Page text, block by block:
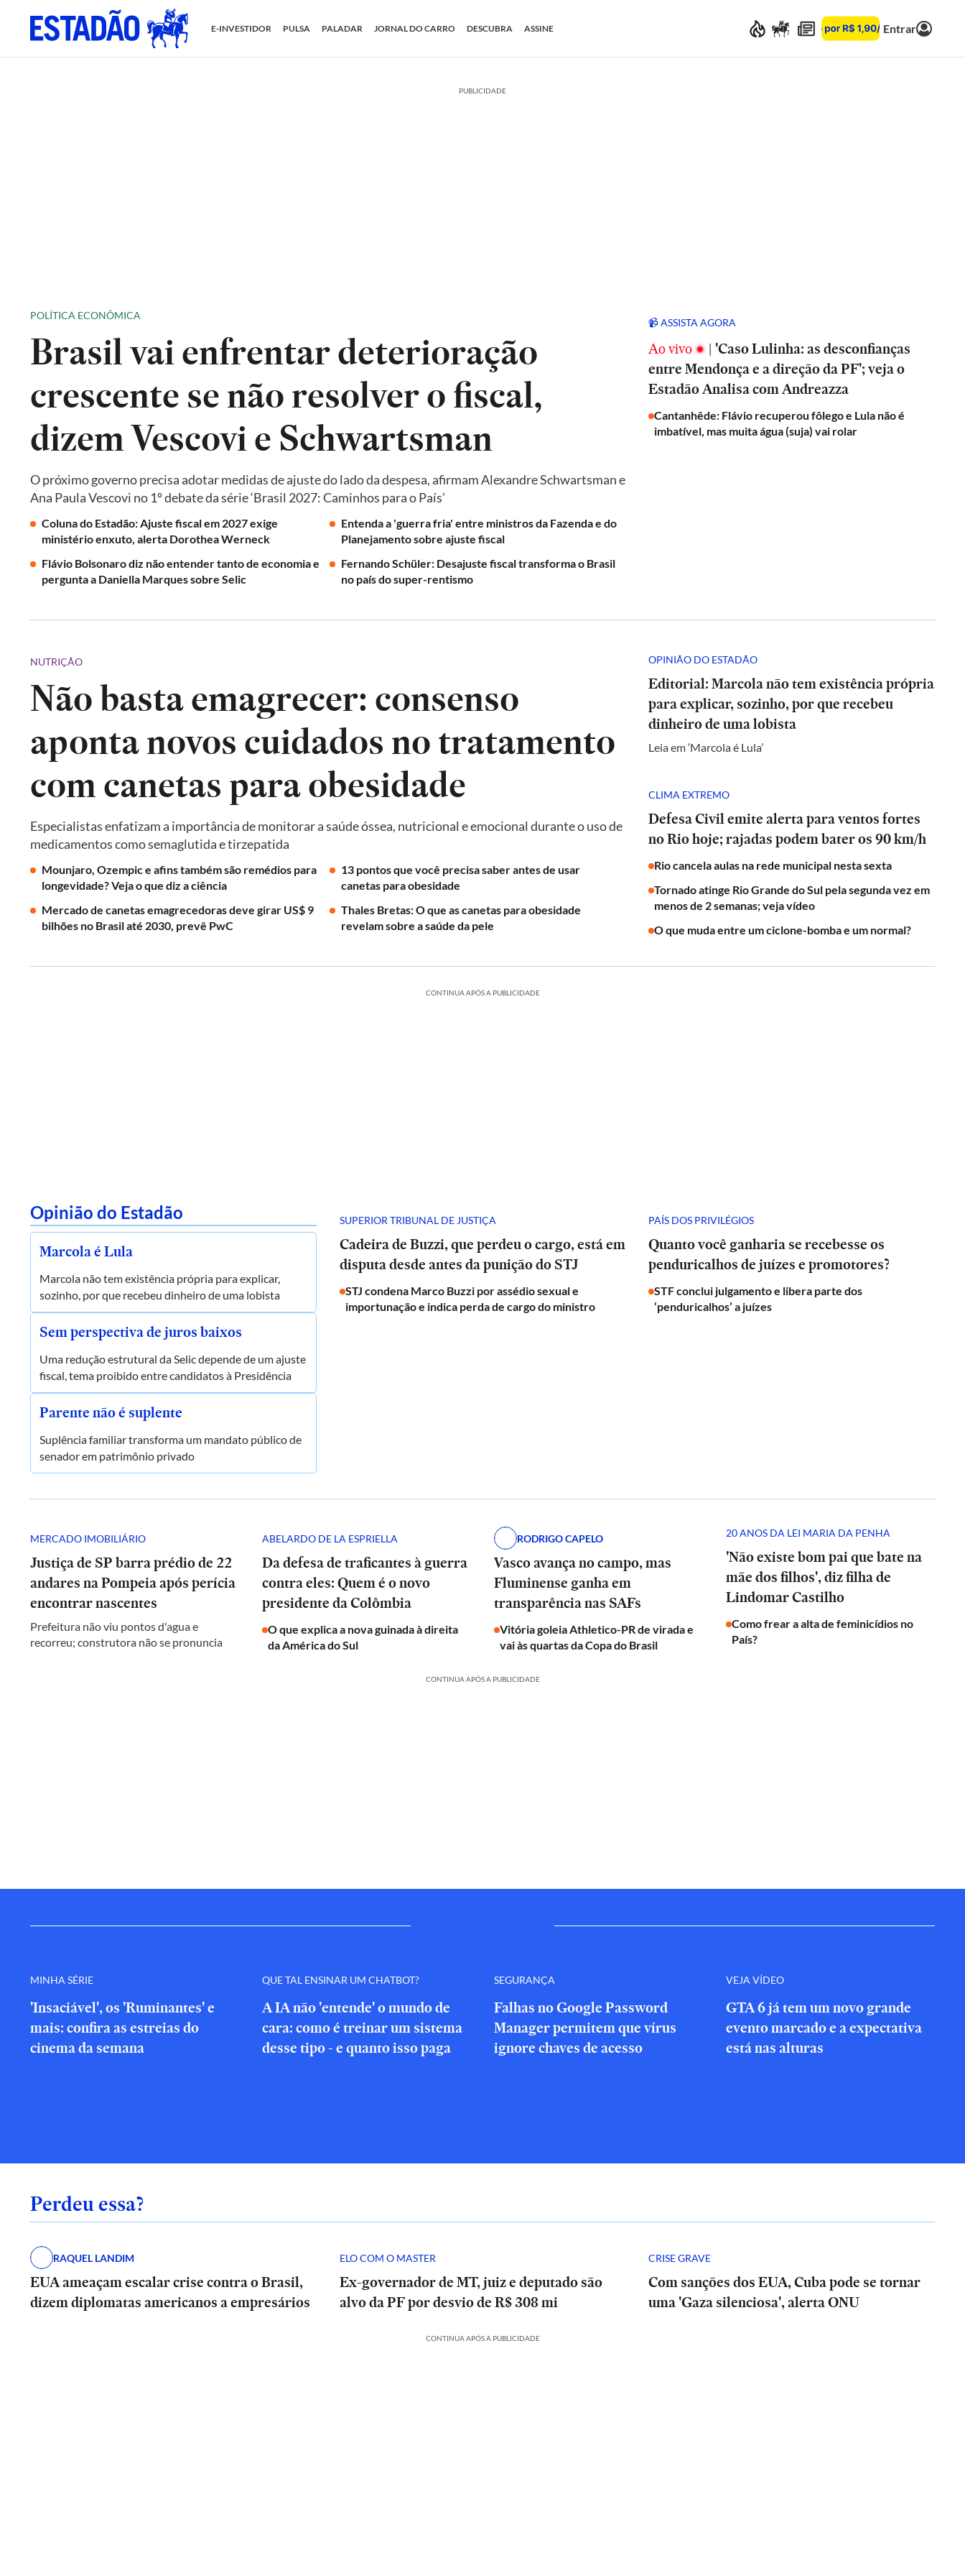
E-INVESTIDOR PULSA PALADAR JORNAL DO CARRO DESCUBRA ASSINE Entrar
PUBLICIDADE
POLÍTICA ECONÔMICA
Brasil vai enfrentar deterioração
crescente se não resolver o fiscal,
dizem Vescovi e Schwartsman
O próximo governo precisa adotar medidas de ajuste do lado da despesa, afirmam Alexandre Schwartsman e
Ana Paula Vescovi no 1º debate da série ‘Brasil 2027: Caminhos para o País’
Coluna do Estadão: Ajuste fiscal em 2027 exige
ministério enxuto, alerta Dorothea Werneck
Entenda a 'guerra fria' entre ministros da Fazenda e do
Planejamento sobre ajuste fiscal
Flávio Bolsonaro diz não entender tanto de economia e
pergunta a Daniella Marques sobre Selic
Fernando Schüler: Desajuste fiscal transforma o Brasil
no país do super-rentismo
📹 ASSISTA AGORA
Ao vivo | 'Caso Lulinha: as desconfianças
entre Mendonça e a direção da PF'; veja o
Estadão Analisa com Andreazza
Cantanhêde: Flávio recuperou fôlego e Lula não é
imbatível, mas muita água (suja) vai rolar
NUTRIÇÃO
Não basta emagrecer: consenso
aponta novos cuidados no tratamento
com canetas para obesidade
Especialistas enfatizam a importância de monitorar a saúde óssea, nutricional e emocional durante o uso de
medicamentos como semaglutida e tirzepatida
Mounjaro, Ozempic e afins também são remédios para
longevidade? Veja o que diz a ciência
13 pontos que você precisa saber antes de usar
canetas para obesidade
Mercado de canetas emagrecedoras deve girar US$ 9
bilhões no Brasil até 2030, prevê PwC
Thales Bretas: O que as canetas para obesidade
revelam sobre a saúde da pele
OPINIÃO DO ESTADÃO
Editorial: Marcola não tem existência própria
para explicar, sozinho, por que recebeu
dinheiro de uma lobista
Leia em ‘Marcola é Lula’
CLIMA EXTREMO
Defesa Civil emite alerta para ventos fortes
no Rio hoje; rajadas podem bater os 90 km/h
Rio cancela aulas na rede municipal nesta sexta
Tornado atinge Rio Grande do Sul pela segunda vez em
menos de 2 semanas; veja vídeo
O que muda entre um ciclone-bomba e um normal?
CONTINUA APÓS A PUBLICIDADE
Opinião do Estadão
Marcola é Lula
Marcola não tem existência própria para explicar,
sozinho, por que recebeu dinheiro de uma lobista
Sem perspectiva de juros baixos
Uma redução estrutural da Selic depende de um ajuste
fiscal, tema proibido entre candidatos à Presidência
Parente não é suplente
Suplência familiar transforma um mandato público de
senador em patrimônio privado
SUPERIOR TRIBUNAL DE JUSTIÇA
Cadeira de Buzzi, que perdeu o cargo, está em
disputa desde antes da punição do STJ
STJ condena Marco Buzzi por assédio sexual e
importunação e indica perda de cargo do ministro
PAÍS DOS PRIVILÉGIOS
Quanto você ganharia se recebesse os
penduricalhos de juízes e promotores?
STF conclui julgamento e libera parte dos
‘penduricalhos’ a juízes
MERCADO IMOBILIÁRIO
Justiça de SP barra prédio de 22
andares na Pompeia após perícia
encontrar nascentes
Prefeitura não viu pontos d'agua e
recorreu; construtora não se pronuncia
ABELARDO DE LA ESPRIELLA
Da defesa de traficantes à guerra
contra eles: Quem é o novo
presidente da Colômbia
O que explica a nova guinada à direita
da América do Sul
RODRIGO CAPELO
Vasco avança no campo, mas
Fluminense ganha em
transparência nas SAFs
Vitória goleia Athletico-PR de virada e
vai às quartas da Copa do Brasil
20 ANOS DA LEI MARIA DA PENHA
'Não existe bom pai que bate na
mãe dos filhos', diz filha de
Lindomar Castilho
Como frear a alta de feminicídios no
País?
CONTINUA APÓS A PUBLICIDADE
MINHA SÉRIE
'Insaciável', os 'Ruminantes' e
mais: confira as estreias do
cinema da semana
QUE TAL ENSINAR UM CHATBOT?
A IA não 'entende' o mundo de
cara: como é treinar um sistema
desse tipo - e quanto isso paga
SEGURANÇA
Falhas no Google Password
Manager permitem que vírus
ignore chaves de acesso
VEJA VÍDEO
GTA 6 já tem um novo grande
evento marcado e a expectativa
está nas alturas
Perdeu essa?
RAQUEL LANDIM
EUA ameaçam escalar crise contra o Brasil,
dizem diplomatas americanos a empresários
ELO COM O MASTER
Ex-governador de MT, juiz e deputado são
alvo da PF por desvio de R$ 308 mi
CRISE GRAVE
Com sanções dos EUA, Cuba pode se tornar
uma 'Gaza silenciosa', alerta ONU
CONTINUA APÓS A PUBLICIDADE